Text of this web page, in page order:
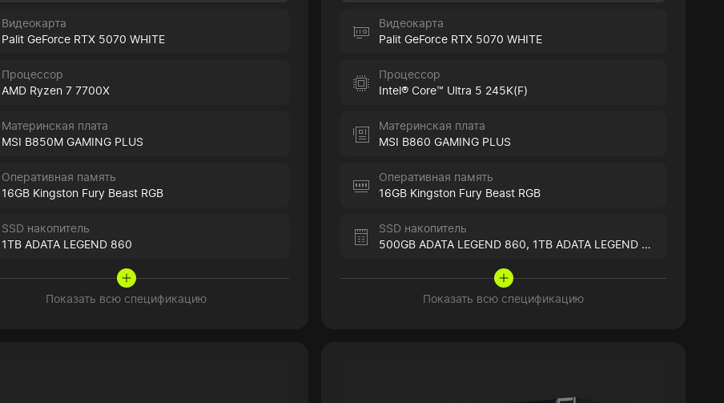
Видеокарта
Palit GeForce RTX 5070 WHITE
Процессор
AMD Ryzen 7 7700X
Материнская плата
MSI B850M GAMING PLUS
Оперативная память
16GB Kingston Fury Beast RGB
SSD накопитель
1TB ADATA LEGEND 860
Показать всю спецификацию
Видеокарта
Palit GeForce RTX 5070 WHITE
Процессор
Intel® Core™ Ultra 5 245K(F)
Материнская плата
MSI B860 GAMING PLUS
Оперативная память
16GB Kingston Fury Beast RGB
SSD накопитель
500GB ADATA LEGEND 860, 1TB ADATA LEGEND 860
Показать всю спецификацию